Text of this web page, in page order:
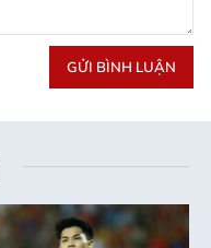
GỬI BÌNH LUẬN